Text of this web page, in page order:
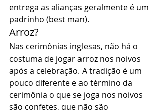
entrega as alianças geralmente é um
padrinho (best man).
Arroz?
Nas cerimônias inglesas, não há o
costuma de jogar arroz nos noivos
após a celebração. A tradição é um
pouco diferente e ao término da
cerimônia o que se joga nos noivos
são confetes, que não são